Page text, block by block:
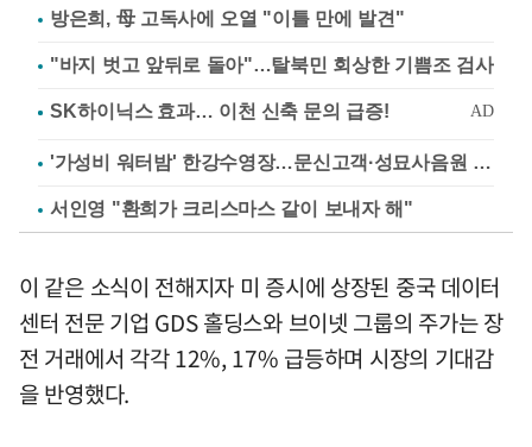
방은희, 母 고독사에 오열 "이틀 만에 발견"
"바지 벗고 앞뒤로 돌아"…탈북민 회상한 기쁨조 검사
'가성비 워터밤' 한강수영장…문신고객·성묘사음원 민원
서인영 "환희가 크리스마스 같이 보내자 해"
이 같은 소식이 전해지자 미 증시에 상장된 중국 데이터
센터 전문 기업 GDS 홀딩스와 브이넷 그룹의 주가는 장
전 거래에서 각각 12%, 17% 급등하며 시장의 기대감
을 반영했다.